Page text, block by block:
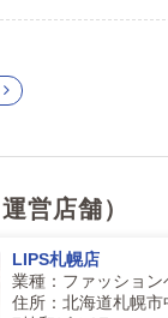
営店舗）
LIPS札幌店
業種：ファッション
住所：北海道札幌